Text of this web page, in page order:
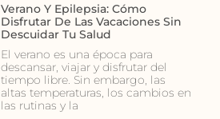
Verano Y Epilepsia: Cómo
Disfrutar De Las Vacaciones Sin
Descuidar Tu Salud
El verano es una época para
descansar, viajar y disfrutar del
tiempo libre. Sin embargo, las
altas temperaturas, los cambios en
las rutinas y la